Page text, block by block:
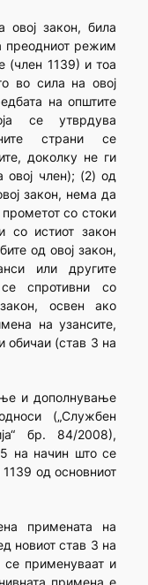
овој закон, била
преодниот режим
(член 1139) и тоа
во сила на овој
на општите
се утврдува
страни се
доколку не ги
овој член); (2) од
закон, нема да
со стоки
со истиот закон
од овој закон,
или другите
спротивни со
освен ако
на узансите,
обичаи (став 3 на
и дополнување
(„Службен
бр. 84/2008),
на начин што се
од основниот
примената на
новиот став 3 на
се применуваат и